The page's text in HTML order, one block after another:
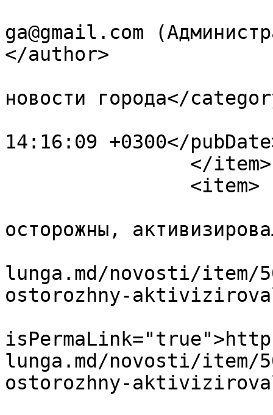
ga@gmail.com
</author>
новости города</
14:16:09 +0300</
осторожны,
lunga.md/novosti/item/
ostorozhny-
lunga.md/novosti/item/
ostorozhny-